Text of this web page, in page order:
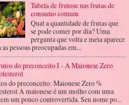
Tabela de frutose nas frutas de
consumo comum
Qual a quantidade de frutas que
se pode comer por dia? Uma
pergunta que volta e meia aparece
as pessoas preocupadas em...
do preconceito I - A Maionese Zero
do preconceito: Maionese Zero %
A maionese é um molho com uma
um pouco controvertida. Seu nome po...